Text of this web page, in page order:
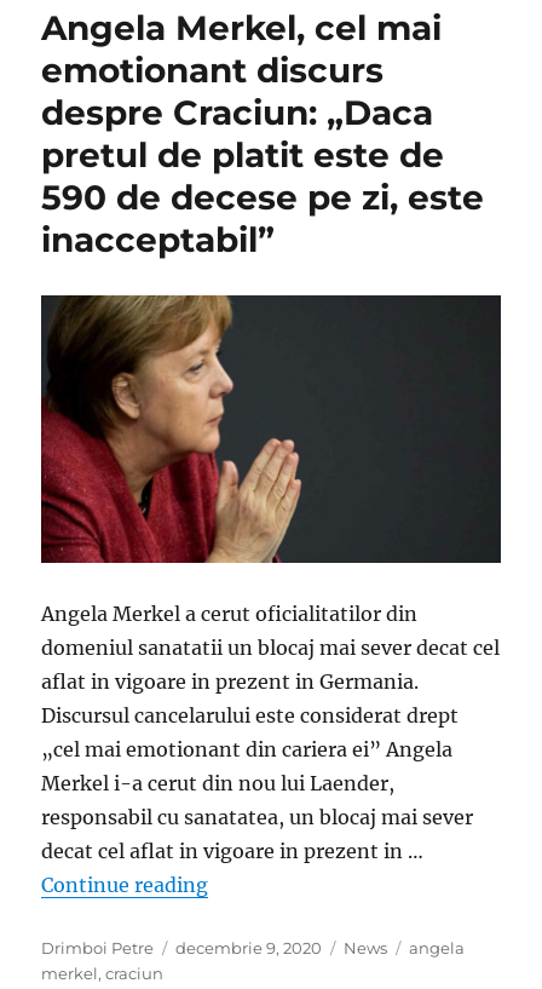
Angela Merkel, cel mai
emotionant discurs
despre Craciun: „Daca
pretul de platit este de
590 de decese pe zi, este
inacceptabil”
Angela Merkel a cerut oficialitatilor din
domeniul sanatatii un blocaj mai sever decat cel
aflat in vigoare in prezent in Germania.
Discursul cancelarului este considerat drept
„cel mai emotionant din cariera ei” Angela
Merkel i-a cerut din nou lui Laender,
responsabil cu sanatatea, un blocaj mai sever
decat cel aflat in vigoare in prezent in …
Continue reading„Angela Merkel, cel mai
Author
Drimboi Petre
Posted
decembrie 9, 2020 Categories
News Tags
angela
merkel,craciun